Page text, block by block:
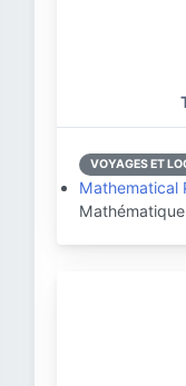
VOYAGES ET
Mathematical